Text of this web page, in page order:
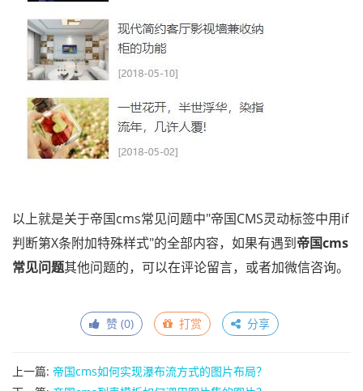
以上就是关于帝国cms常见问题中"帝国CMS灵动标签中用if
判断第X条附加特殊样式"的全部内容，如果有遇到帝国cms
常见问题其他问题的，可以在评论留言，或者加微信咨询。
赞 (0) 打赏 分享
上一篇: 帝国cms如何实现瀑布流方式的图片布局？